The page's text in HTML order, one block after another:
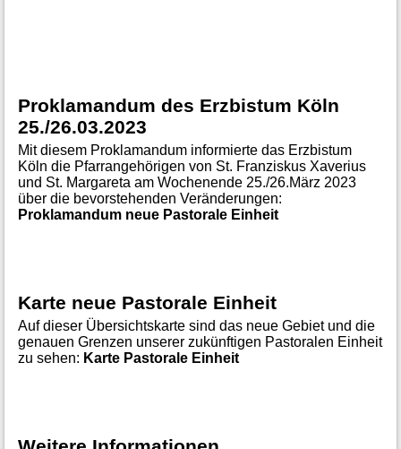
Proklamandum des Erzbistum Köln
25./26.03.2023
Mit diesem Proklamandum informierte das Erzbistum
Köln die Pfarrangehörigen von St. Franziskus Xaverius
und St. Margareta am Wochenende 25./26.März 2023
über die bevorstehenden Veränderungen:
Proklamandum neue Pastorale Einheit
Karte neue Pastorale Einheit
Auf dieser Übersichtskarte sind das neue Gebiet und die
genauen Grenzen unserer zukünftigen Pastoralen Einheit
zu sehen: Karte Pastorale Einheit